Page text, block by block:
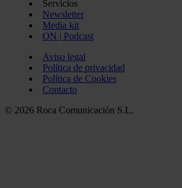
Servicios
Newsletter
Media kit
ON | Podcast
Aviso legal
Política de privacidad
Política de Cookies
Contacto
© 2026 Roca Comunicación S.L.